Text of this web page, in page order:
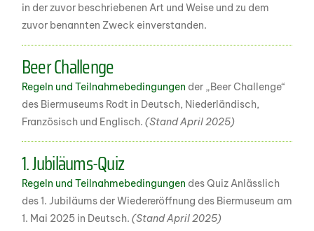
in der zuvor beschriebenen Art und Weise und zu dem
zuvor benannten Zweck einverstanden.
Beer Challenge
Regeln und Teilnahmebedingungen der „Beer Challenge“
des Biermuseums Rodt in Deutsch, Niederländisch,
Französisch und Englisch. (Stand April 2025)
1. Jubiläums-Quiz
Regeln und Teilnahmebedingungen des Quiz Anlässlich
des 1. Jubiläums der Wiedereröffnung des Biermuseum am
1. Mai 2025 in Deutsch. (Stand April 2025)